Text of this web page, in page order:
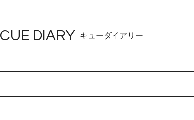
CUE DIARY キューダイアリー